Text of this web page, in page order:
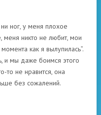
ног, у меня плохое
меня никто не любит, мои
как я вылупилась”.
и мы даже боимся этого
то не нравится, она
без сожалений.